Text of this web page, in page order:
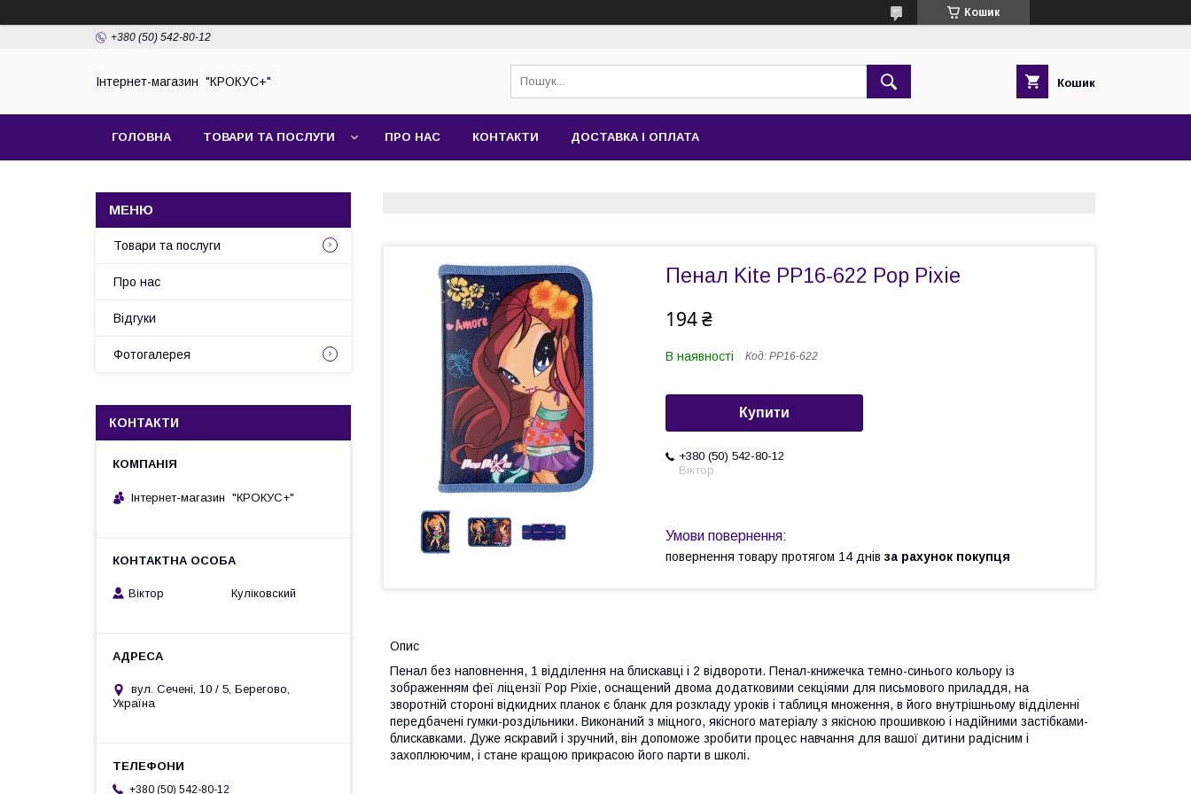
Кошик
+380 (50) 542-80-12
Інтернет-магазин "КРОКУС+" Кошик
ГОЛОВНА ТОВАРИ ТА ПОСЛУГИ ПРО НАС КОНТАКТИ ДОСТАВКА І ОПЛАТА
Пенал Kite PP16-622 Pop Pixie
194 ₴
В наявності Код: PP16-622
Купити
+380 (50) 542-80-12
Віктор
повернення товару протягом 14 днів за рахунок покупця
Опис
Пенал без наповнення, 1 відділення на блискавці і 2 відвороти. Пенал-книжечка темно-синього кольору із
зображенням феї ліцензії Pop Pixie, оснащений двома додатковими секціями для письмового приладдя, на
зворотній стороні відкидних планок є бланк для розкладу уроків і таблиця множення, в його внутрішньому відділенні
передбачені гумки-роздільники. Виконаний з міцного, якісного матеріалу з якісною прошивкою і надійними застібками-
блискавками. Дуже яскравий і зручний, він допоможе зробити процес навчання для вашої дитини радісним і
захоплюючим, і стане кращою прикрасою його парти в школі.
Товари та послуги
Про нас
Відгуки
Фотогалерея
КОНТАКТИ
Інтернет-магазин "КРОКУС+"
Віктор Куліковский
вул. Сечені, 10 / 5, Берегово,
Україна
+380 (50) 542-80-12